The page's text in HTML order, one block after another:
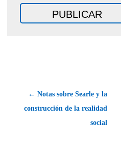
← Notas sobre Searle y la
construcción de la realidad
social